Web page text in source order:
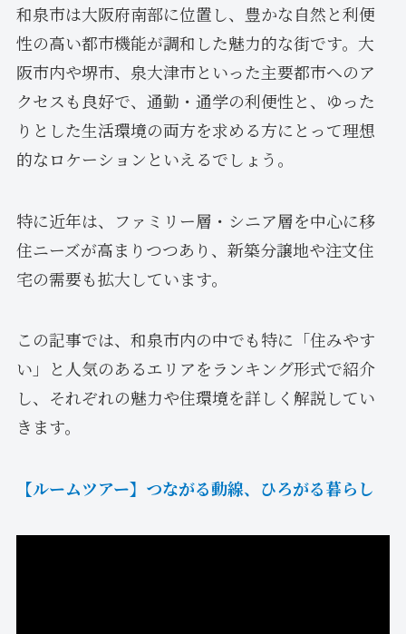
和泉市は大阪府南部に位置し、豊かな自然と利便
性の高い都市機能が調和した魅力的な街です。大
阪市内や堺市、泉大津市といった主要都市へのア
クセスも良好で、通勤・通学の利便性と、ゆった
りとした生活環境の両方を求める方にとって理想
的なロケーションといえるでしょう。
特に近年は、ファミリー層・シニア層を中心に移
住ニーズが高まりつつあり、新築分譲地や注文住
宅の需要も拡大しています。
この記事では、和泉市内の中でも特に「住みやす
い」と人気のあるエリアをランキング形式で紹介
し、それぞれの魅力や住環境を詳しく解説してい
きます。
【ルームツアー】つながる動線、ひろがる暮らし